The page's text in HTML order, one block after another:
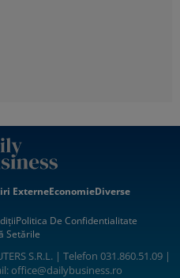
ExterneEconomieDiverse
Politica De Confidentialitate
Setările
S.R.L. | Telefon 031.860.51.09 |
office@dailybusiness.ro